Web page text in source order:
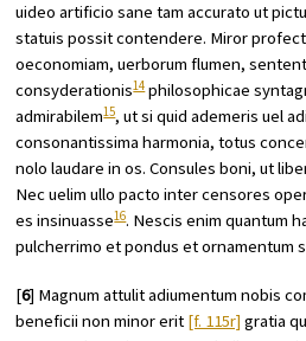
uideo artificio sane tam accurato ut
statuis possit contendere. Miror
oeconomiam, uerborum flumen,
consyderationis14philosophicae
admirabilem15, ut si quid ademeris uel
consonantissima harmonia, totus
nolo laudare in os. Consules boni, ut
Nec uelim ullo pacto inter censores
es insinuasse16. Nescis enim quantum
pulcherrimo et pondus et ornamentum
[6] Magnum attulit adiumentum nobis
beneficii non minor erit [f. 115r] gratia